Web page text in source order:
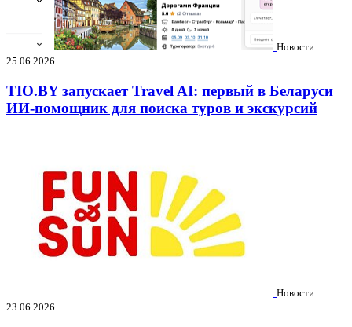
Новости
25.06.2026
TIO.BY запускает Travel AI: первый в Беларуси
ИИ-помощник для поиска туров и экскурсий
Новости
23.06.2026